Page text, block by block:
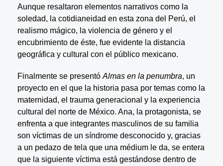
Aunque resaltaron elementos narrativos como la
soledad, la cotidianeidad en esta zona del Perú, el
realismo mágico, la violencia de género y el
encubrimiento de éste, fue evidente la distancia
geográfica y cultural con el público mexicano.
Finalmente se presentó Almas en la penumbra, un
proyecto en el que la historia pasa por temas como la
maternidad, el trauma generacional y la experiencia
cultural del norte de México. Ana, la protagonista, se
enfrenta a que integrantes masculinos de su familia
son víctimas de un síndrome desconocido y, gracias
a un pedazo de tela que una médium le da, se entera
que la siguiente víctima está gestándose dentro de